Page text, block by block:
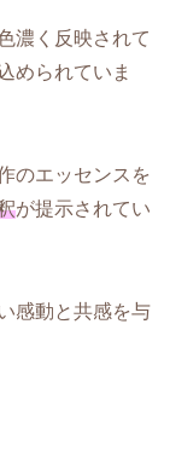
濃く反映されて
められていま
のエッセンスを
が提示されてい
感動と共感を与